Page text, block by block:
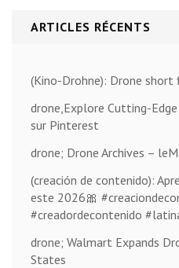
ARTICLES RÉCENTS
(Kino-Drohne): Drone short
drone,Explore Cutting-
sur Pinterest
drone; Drone Archives –
(creación de contenido):
este 2026🎀
#creadordecontenido
drone; Walmart Expands
States